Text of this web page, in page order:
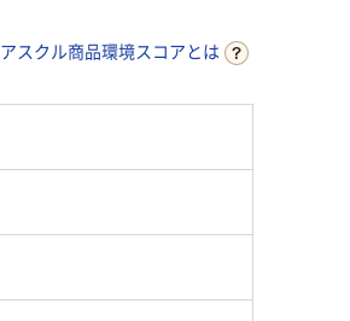
アスクル商品環境スコアとは